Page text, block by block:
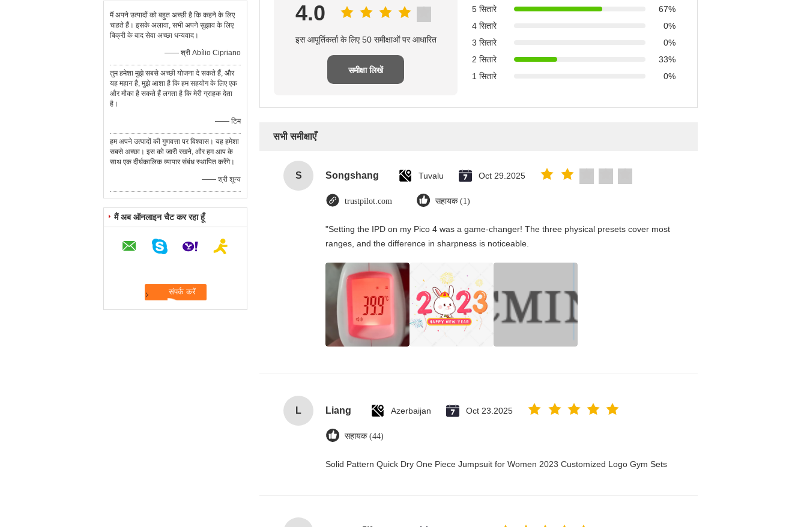
मैं अपने उत्पादों को बहुत अच्छी है कि कहने के लिए
चाहते हैं। इसके अलावा, सभी अपने सुझाव के लिए
बिक्री के बाद सेवा अच्छा धन्यवाद।
—— श्री Abílio Cipriano
तुम हमेशा मुझे सबसे अच्छी योजना दे सकते हैं, और
यह महान है, मुझे आशा है कि हम सहयोग के लिए एक
और मौका है सकते हैं लगता है कि मेरी ग्राहक देता
है।
—— टिम
हम अपने उत्पादों की गुणवत्ता पर विश्वास। यह हमेशा
सबसे अच्छा। इस को जारी रखने, और हम आप के
साथ एक दीर्घकालिक व्यापार संबंध स्थापित करेंगे।
—— श्री शून्य
मैं अब ऑनलाइन चैट कर रहा हूँ
4.0
इस आपूर्तिकर्ता के लिए 50 समीक्षाओं पर आधारित
समीक्षा लिखें
5 सितारे
67%
4 सितारे
0%
3 सितारे
0%
2 सितारे
33%
1 सितारे
0%
सभी समीक्षाएँ
S Songshang Tuvalu Oct 29.2025
trustpilot.com सहायक (1)
"Setting the IPD on my Pico 4 was a game-changer! The three physical presets cover most
ranges, and the difference in sharpness is noticeable.
L Liang Azerbaijan Oct 23.2025
सहायक (44)
Solid Pattern Quick Dry One Piece Jumpsuit for Women 2023 Customized Logo Gym Sets